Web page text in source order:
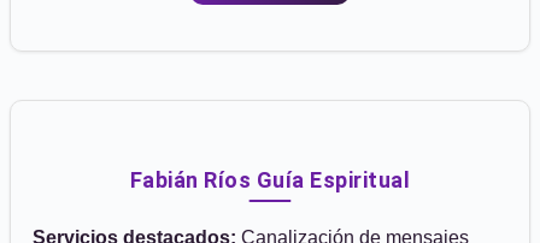
Fabián Ríos Guía Espiritual
Servicios destacados: Canalización de mensajes